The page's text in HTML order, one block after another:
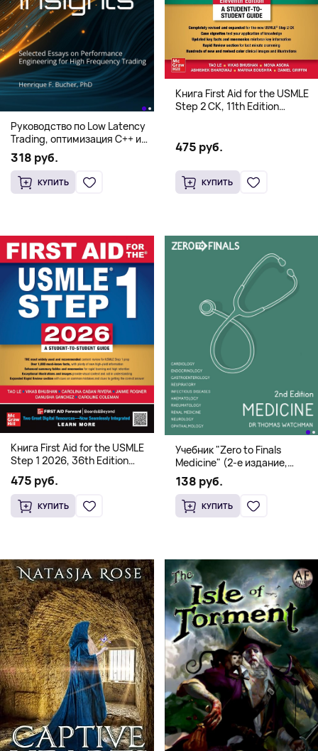
Руководство по Low Latency
Trading, оптимизация C++ и
системная архитектура для
HFT
318 руб.
КУПИТЬ
Книга First Aid for the USMLE
Step 2 CK, 11th Edition
475 руб.
КУПИТЬ
Книга First Aid for the USMLE
Step 1 2026, 36th Edition
(Мягкий переплет,
Английский язык)
475 руб.
КУПИТЬ
Учебник "Zero to Finals
Medicine" (2-е издание,
Мягкая обложка) Dr. Thomas
Watchman
138 руб.
КУПИТЬ